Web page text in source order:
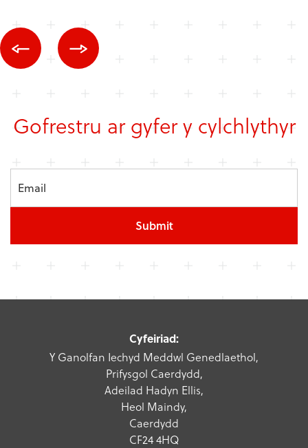
Gofrestru ar gyfer y cylchlythyr
Submit
Cyfeiriad:
Y Ganolfan Iechyd Meddwl Genedlaethol,
Prifysgol Caerdydd,
Adeilad Hadyn Ellis,
Heol Maindy,
Caerdydd
CF24 4HQ